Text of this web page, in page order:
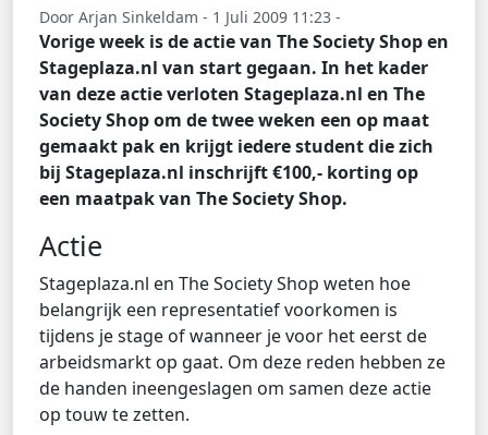
Door Arjan Sinkeldam - 1 Juli 2009 11:23 -
Vorige week is de actie van The Society Shop en
Stageplaza.nl van start gegaan. In het kader
van deze actie verloten Stageplaza.nl en The
Society Shop om de twee weken een op maat
gemaakt pak en krijgt iedere student die zich
bij Stageplaza.nl inschrijft €100,- korting op
een maatpak van The Society Shop.
Actie
Stageplaza.nl en The Society Shop weten hoe
belangrijk een representatief voorkomen is
tijdens je stage of wanneer je voor het eerst de
arbeidsmarkt op gaat. Om deze reden hebben ze
de handen ineengeslagen om samen deze actie
op touw te zetten.